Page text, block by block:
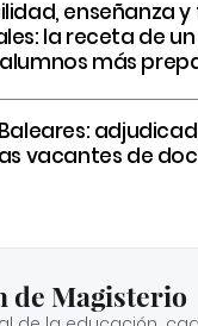
enseñanza y
la receta de
más
vacantes de
de Magisterio